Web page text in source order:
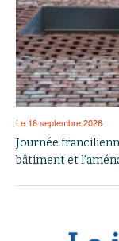
Le 16 septembre 2026
Journée
bâtiment et